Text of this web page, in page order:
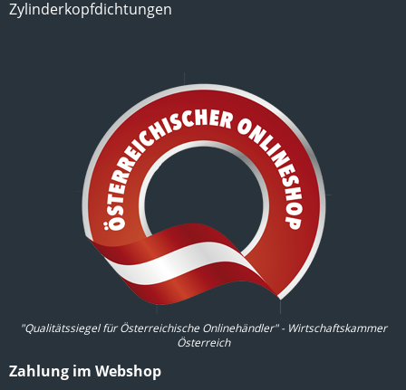
Zylinderkopfdichtungen
"Qualitätssiegel für Österreichische Onlinehändler" - Wirtschaftskammer
Österreich
Zahlung im Webshop